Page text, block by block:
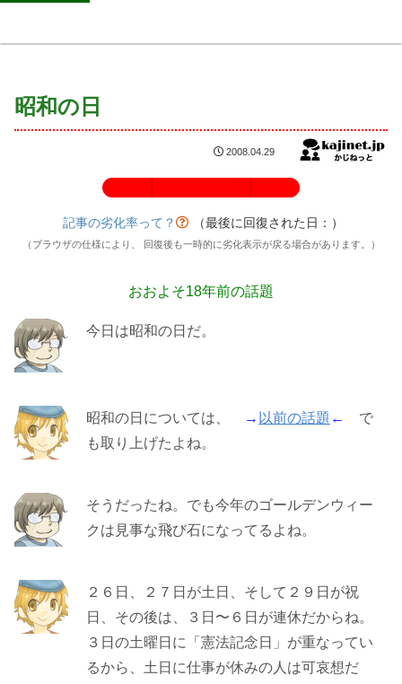
昭和の日
2008.04.29
記事の劣化率って？ （最後に回復された日： ）
（ブラウザの仕様により、 回復後も一時的に劣化表示が戻る場合があります。）
おおよそ18年前の話題
今日は昭和の日だ。
昭和の日については、 → 以前の話題 ←
で
も取り上げたよね。
そうだったね。でも今年のゴールデンウィー
クは見事な飛び石になってるよね。
２６日、２７日が土日、そして２９日が祝
日、その後は、３日〜６日が連休だからね。
３日の土曜日に「憲法記念日」が重なってい
るから、土日に仕事が休みの人は可哀想だ